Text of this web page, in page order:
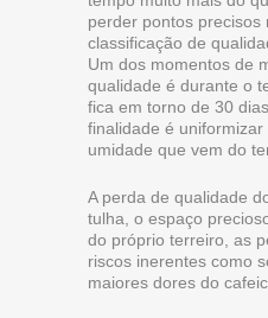
perder pontos precisos
classificação de
Um dos momentos de
qualidade é durante o
fica em torno de 30
finalidade é
umidade que vem do
A perda de qualidade
tulha, o espaço
do próprio terreiro, as
riscos inerentes como
maiores dores do